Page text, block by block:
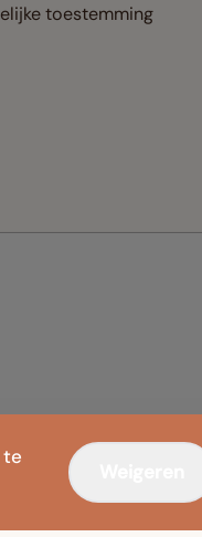
te
toestemming